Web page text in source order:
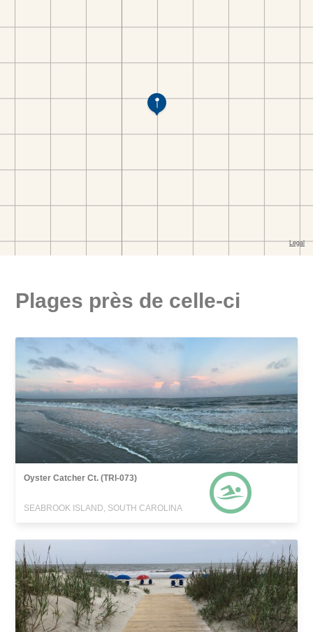
Plages près de celle-ci
Oyster Catcher Ct. (TRI-073)
SEABROOK ISLAND, SOUTH CAROLINA